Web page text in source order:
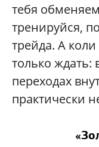
тебя
тренируйся,
трейда. А
только ждать:
переходах
практически